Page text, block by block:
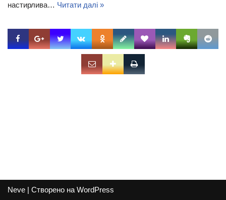
настирлива… Читати далі »
Neve | Створено на WordPress